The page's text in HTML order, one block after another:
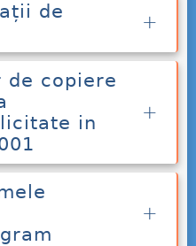
de
de copiere
in